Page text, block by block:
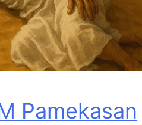
Pamekasan